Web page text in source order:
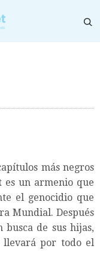
más negros
es un armenio que
el genocidio que
Mundial. Después
busca de sus hijas,
llevará por todo el